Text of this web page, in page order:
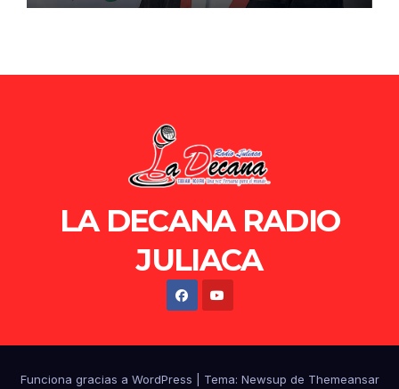
LA DECANA RADIO
JULIACA
Funciona gracias a WordPress Tema: Newsup de Themeansar